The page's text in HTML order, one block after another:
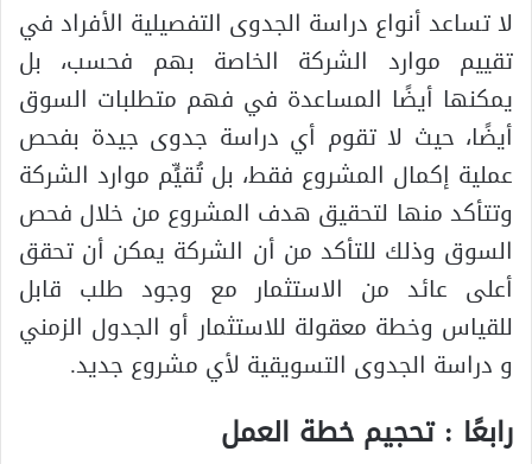
لا تساعد أنواع دراسة الجدوى التفصيلية الأفراد في
تقييم موارد الشركة الخاصة بهم فحسب، بل
يمكنها أيضًا المساعدة في فهم متطلبات السوق
أيضًا، حيث لا تقوم أي دراسة جدوى جيدة بفحص
عملية إكمال المشروع فقط، بل تُقيٍّم موارد الشركة
وتتأكد منها لتحقيق هدف المشروع من خلال فحص
السوق وذلك للتأكد من أن الشركة يمكن أن تحقق
أعلى عائد من الاستثمار مع وجود طلب قابل
للقياس وخطة معقولة للاستثمار أو الجدول الزمني
و دراسة الجدوى التسويقية لأي مشروع جديد.
رابعًا : تحجيم خطة العمل